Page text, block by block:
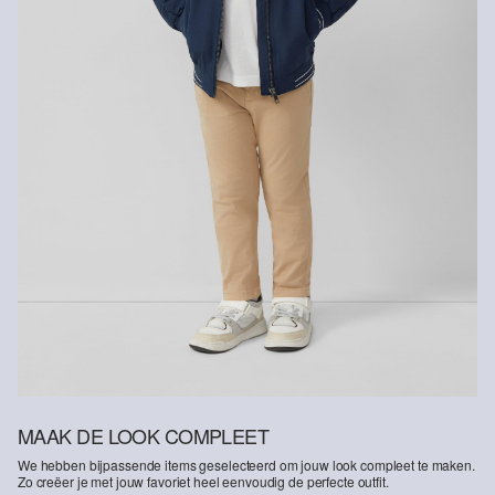
MAAK DE LOOK COMPLEET
We hebben bijpassende items geselecteerd om jouw look compleet te maken.
Zo creëer je met jouw favoriet heel eenvoudig de perfecte outfit.